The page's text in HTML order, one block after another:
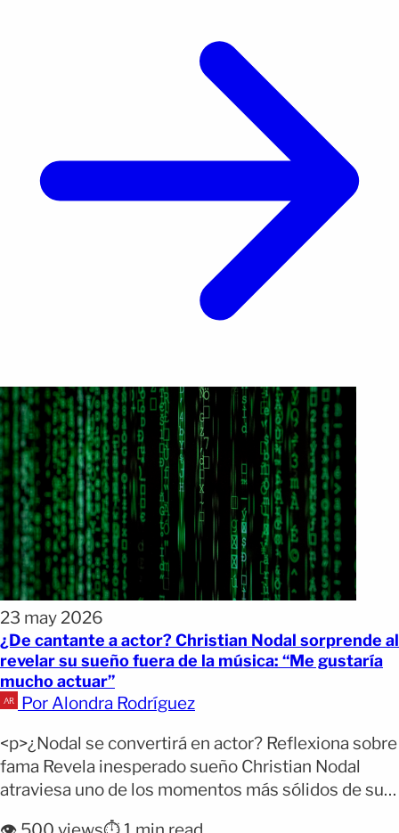
23 may 2026
¿De cantante a actor? Christian Nodal sorprende al
revelar su sueño fuera de la música: “Me gustaría
mucho actuar”
Por Alondra Rodríguez
<p>¿Nodal se convertirá en actor? Reflexiona sobre
fama Revela inesperado sueño Christian Nodal
atraviesa uno de los momentos más sólidos de su